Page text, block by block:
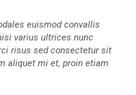
euismod convallis
varius ultrices nunc
risus sed consectetur sit
aliquet mi et, proin etiam